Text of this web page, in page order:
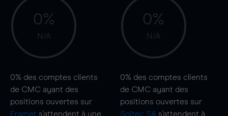
0%
N/A
0% des comptes clients
de CMC ayant des
positions ouvertes sur
Eramet s'attendent à une
0%
N/A
0% des comptes clients
de CMC ayant des
positions ouvertes sur
Soitec SA s'attendent à